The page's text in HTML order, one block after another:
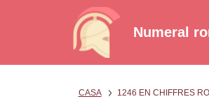
Numeral
CASA 1246 EN CHIFFRES